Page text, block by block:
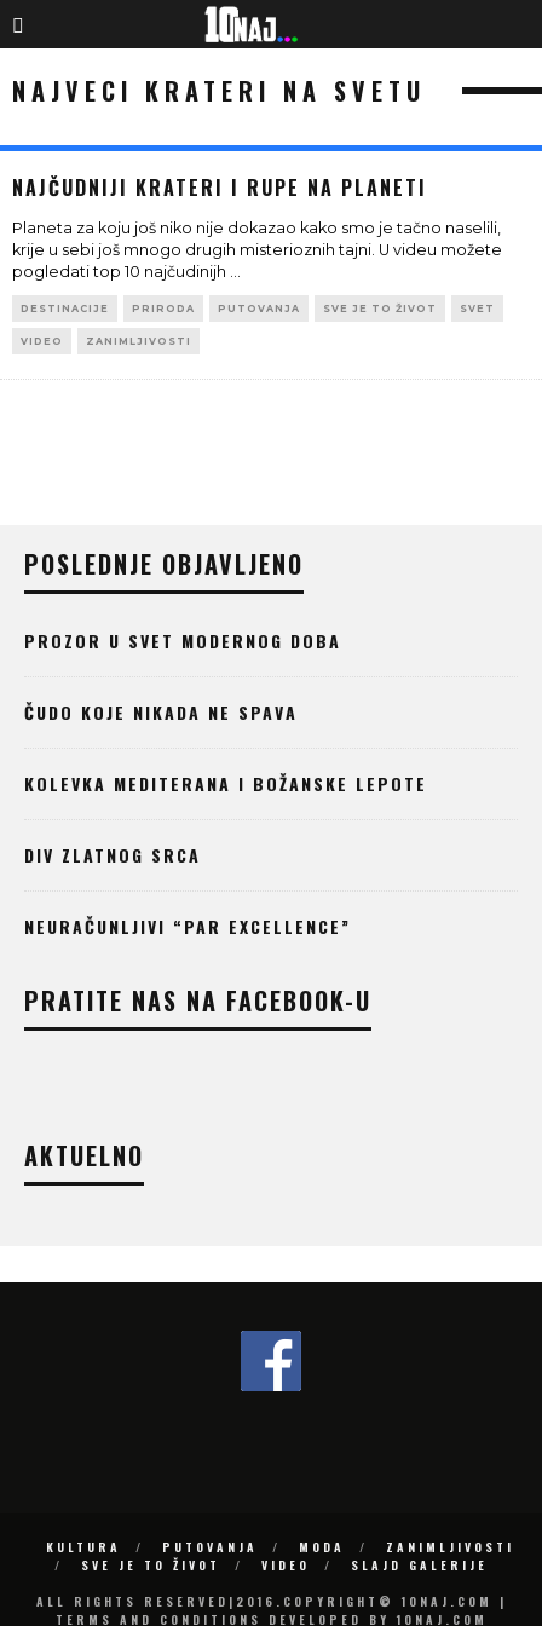
NAJVECI KRATERI NA SVETU
NAJČUDNIJI KRATERI I RUPE NA PLANETI
Planeta za koju još niko nije dokazao kako smo je tačno naselili,
krije u sebi još mnogo drugih misterioznih tajni. U videu možete
pogledati top 10 najčudinijh ...
DESTINACIJE PRIRODA PUTOVANJA SVE JE TO ŽIVOT SVET
VIDEO ZANIMLJIVOSTI
POSLEDNJE OBJAVLJENO
PROZOR U SVET MODERNOG DOBA
ČUDO KOJE NIKADA NE SPAVA
KOLEVKA MEDITERANA I BOŽANSKE LEPOTE
DIV ZLATNOG SRCA
NEURAČUNLJIVI “PAR EXCELLENCE”
PRATITE NAS NA FACEBOOK-U
AKTUELNO
KULTURA PUTOVANJA MODA
ZANIMLJIVOSTI
SVE JE TO ŽIVOT
VIDEO
SLAJD GALERIJE
ALL RIGHTS RESERVED|2016.COPYRIGHT© 10NAJ.COM |
TERMS AND CONDITIONS DEVELOPED BY 10NAJ.COM